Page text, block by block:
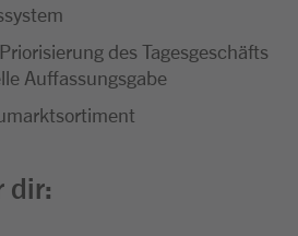
des Tagesgeschäfts
Auffassungsgabe
dir: